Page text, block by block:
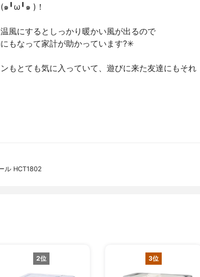
๑╹ω╹๑ )！
風にするとしっかり暖かい風が出るので
もなって家計が助かっています?✳︎
もとても気に入っていて、遊びに来た友達にもそれ
ル HCT1802
2位 3位